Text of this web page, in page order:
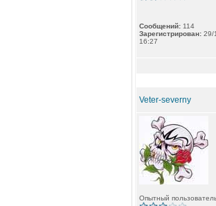
Сообщений: 114
Зарегистрирован: 29/
16:27
Veter-severny
Опытный